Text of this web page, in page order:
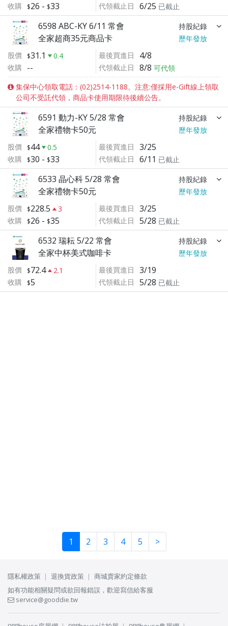
收購
26 - 33 代領截止日 6/25 已截止
6598 ABC-KY 6/11 常會 持股紀錄
全家超商35元商品卡
歷年發放
股價
31.1
0.4
收購 --
最後買進日 4/8
代領截止日 8/8可代領
集保中心領取電話：(02)2514-1188。注意:僅採用e-Gift線上領取
公司不受託代領，商品卡使用期限待後續公告。
6591 動力-KY 5/28 常會 持股紀錄
全家禮物卡50元
歷年發放
股價
44
0.5
收購
30 - 33
最後買進日 3/25
代領截止日 6/11 已截止
6533 晶心科 5/28 常會 持股紀錄
全家禮物卡50元
歷年發放
股價
228.5
3
收購
26 - 35
最後買進日 3/25
代領截止日 5/28 已截止
6532 瑞耘 5/22 常會 持股紀錄
全家中杯美式咖啡卡
歷年發放
股價
72.4
2.1
收購
5
最後買進日 3/19
代領截止日 5/28 已截止
1 2 3 4 5 >
隱私權政策 退換貨政策
商城賣家約定條款
如有功能相關疑問或欲回報錯誤，歡迎寫信給客服
service@gooddie.tw